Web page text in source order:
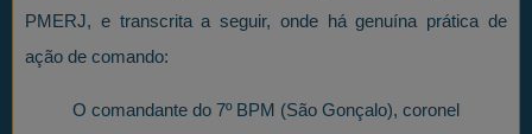
PMERJ, e transcrita a seguir, onde há genuína prática de
ação de comando:
O comandante do 7º BPM (São Gonçalo), coronel